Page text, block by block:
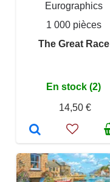
Eurographics
1 000 pièces
The Great Race
En stock (2)
14,50 €